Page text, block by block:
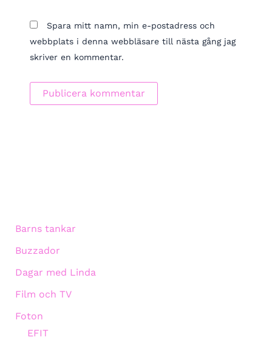
Spara mitt namn, min e-postadress och
webbplats i denna webbläsare till nästa gång jag
skriver en kommentar.
Barns tankar
Buzzador
Dagar med Linda
Film och TV
Foton
EFIT